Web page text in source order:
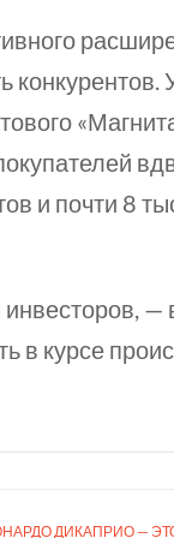
конкурентов.
и почти 8
в курсе
ДИКА­ПРИО —